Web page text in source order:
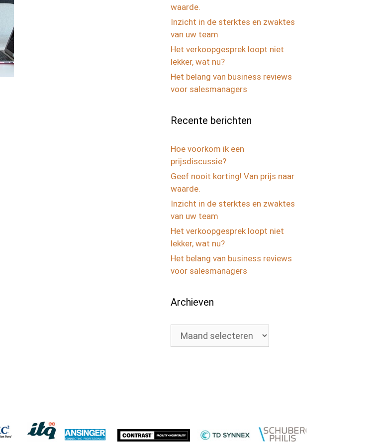
waarde.
Inzicht in de sterktes en zwaktes
van uw team
Het verkoopgesprek loopt niet
lekker, wat nu?
Het belang van business reviews
voor salesmanagers
Recente berichten
Hoe voorkom ik een
prijsdiscussie?
Geef nooit korting! Van prijs naar
waarde.
Inzicht in de sterktes en zwaktes
van uw team
Het verkoopgesprek loopt niet
lekker, wat nu?
Het belang van business reviews
voor salesmanagers
Archieven
Archieven